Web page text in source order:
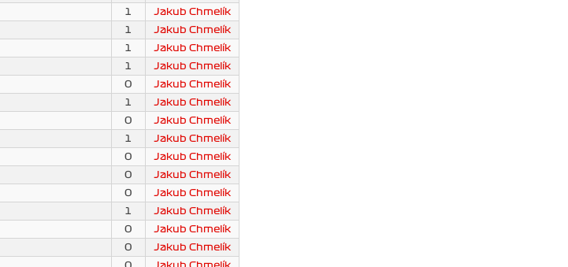
1
Jakub Chmelík
1
Jakub Chmelík
1
Jakub Chmelík
1
Jakub Chmelík
0
Jakub Chmelík
1
Jakub Chmelík
0
Jakub Chmelík
1
Jakub Chmelík
0
Jakub Chmelík
0
Jakub Chmelík
0
Jakub Chmelík
1
Jakub Chmelík
0
Jakub Chmelík
0
Jakub Chmelík